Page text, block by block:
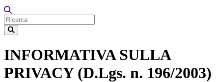
INFORMATIVA SULLA
PRIVACY (D.Lgs. n. 196/2003)